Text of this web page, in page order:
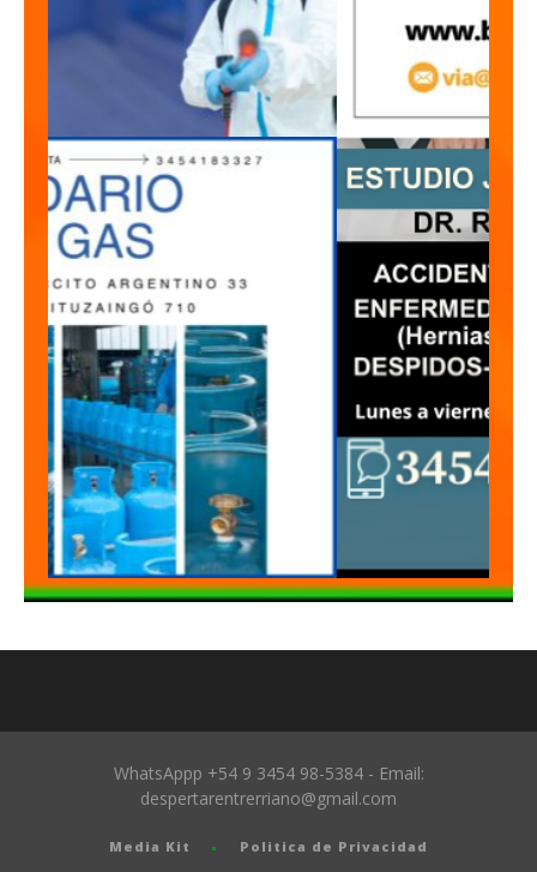
WhatsAppp +54 9 3454 98-5384 - Email:
despertarentrerriano@gmail.com
Media Kit Politica de Privacidad